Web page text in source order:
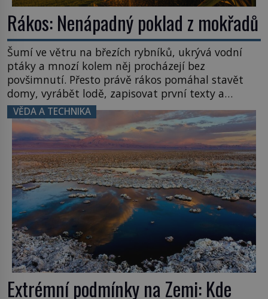
Rákos: Nenápadný poklad z mokřadů
Šumí ve větru na březích rybníků, ukrývá vodní
ptáky a mnozí kolem něj procházejí bez
povšimnutí. Přesto právě rákos pomáhal stavět
domy, vyrábět lodě, zapisovat první texty a
inspiroval řadu pověstí. Tato skromná, ale
užitečná rostlina provází člověka už tisíce let.
Většina lidí vnímá rákos jen jako obyčejnou kulisu
letního koupání. Stačí se však podívat […]
VĚDA A TECHNIKA
Extrémní podmínky na Zemi: Kde